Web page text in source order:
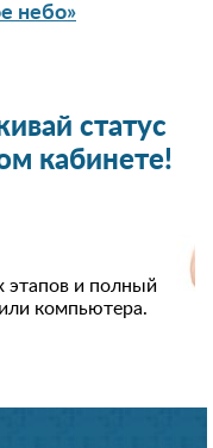
небо»
статус
кабинете!
этапов и полный
компьютера.